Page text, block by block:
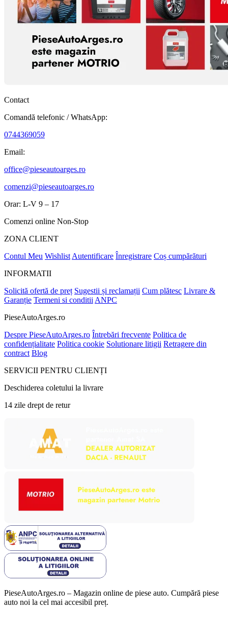
Contact
Comandă telefonic / WhatsApp:
0744369059
Email:
office@pieseautoarges.ro
comenzi@pieseautoarges.ro
Orar: L-V 9 – 17
Comenzi online Non-Stop
ZONA CLIENT
Contul Meu Wishlist Autentificare Înregistrare Coș cumpărături
INFORMATII
Solicită ofertă de preț Sugestii și reclamații Cum plătesc Livrare &
Garanție Termeni si conditii ANPC
PieseAutoArges.ro
Despre PieseAutoArges.ro Întrebări frecvente Politica de
confidențialitate Politica cookie Solutionare litigii Retragere din
contract Blog
SERVICII PENTRU CLIENȚI
Deschiderea coletului la livrare
14 zile drept de retur
PieseAutoArges.ro – Magazin online de piese auto. Cumpără piese
auto noi la cel mai accesibil preț.